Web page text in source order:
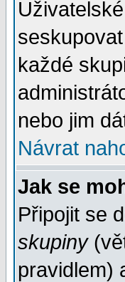
každé
nebo jim
Návrat
Jak se
Připojit se
skupiny
pravidlem)